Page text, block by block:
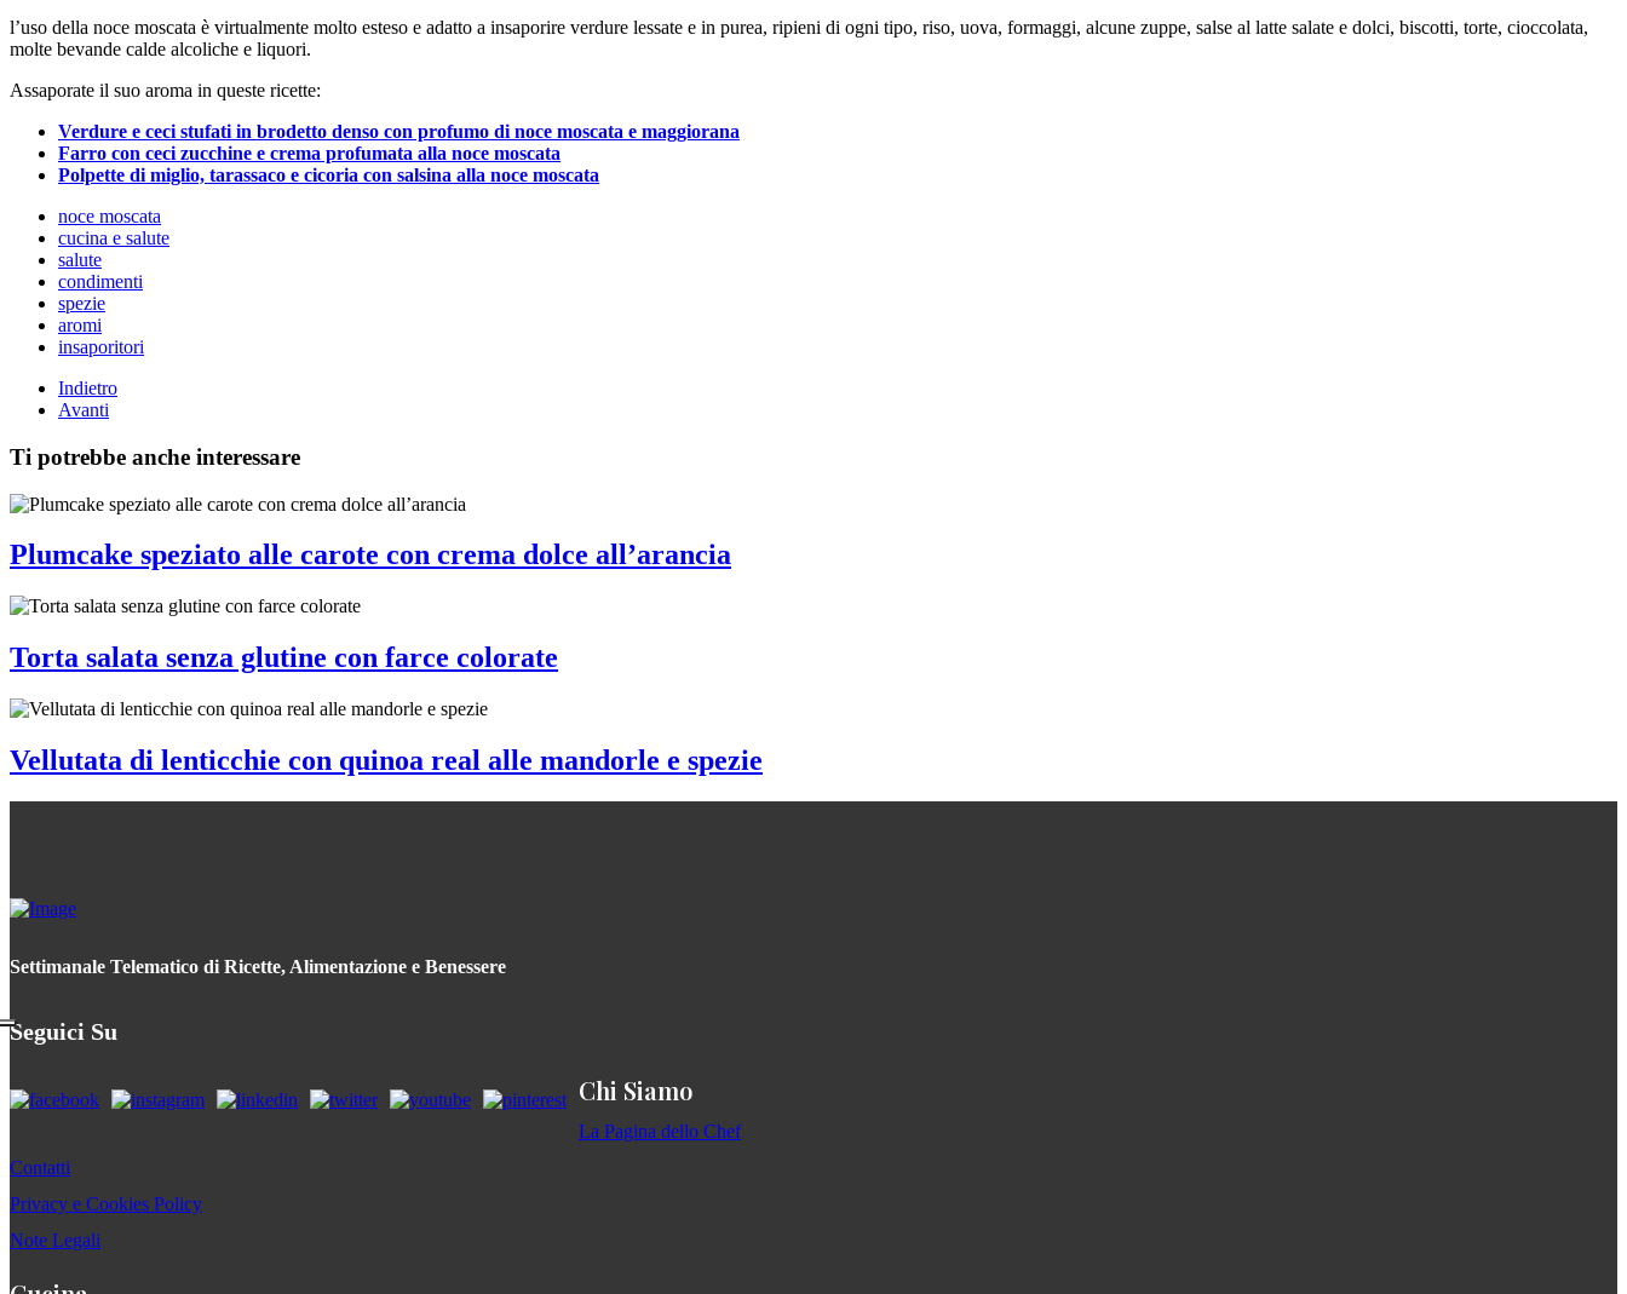
l’uso della noce moscata è virtualmente molto esteso e adatto a insaporire verdure lessate e in purea, ripieni di ogni tipo, riso, uova, formaggi, alcune zuppe, salse al latte salate e dolci, biscotti, torte, cioccolata,
molte bevande calde alcoliche e liquori.
Assaporate il suo aroma in queste ricette:
Verdure e ceci stufati in brodetto denso con profumo di noce moscata e maggiorana
Farro con ceci zucchine e crema profumata alla noce moscata
Polpette di miglio, tarassaco e cicoria con salsina alla noce moscata
noce moscata
cucina e salute
salute
condimenti
spezie
aromi
insaporitori
Indietro
Avanti
Ti potrebbe anche interessare
Plumcake speziato alle carote con crema dolce all’arancia
Torta salata senza glutine con farce colorate
Vellutata di lenticchie con quinoa real alle mandorle e spezie
Settimanale Telematico di Ricette, Alimentazione e Benessere
Seguici Su
Chi Siamo
La Pagina dello Chef
Contatti
Privacy e Cookies Policy
Note Legali